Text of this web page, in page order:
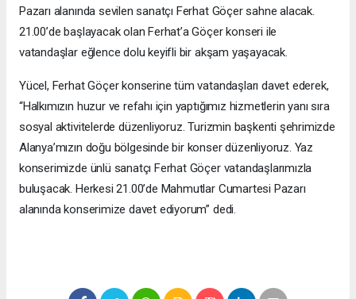
Pazarı alanında sevilen sanatçı Ferhat Göçer sahne alacak.
21.00’de başlayacak olan Ferhat’a Göçer konseri ile
vatandaşlar eğlence dolu keyifli bir akşam yaşayacak.
Yücel, Ferhat Göçer konserine tüm vatandaşları davet ederek,
“Halkımızın huzur ve refahı için yaptığımız hizmetlerin yanı sıra
sosyal aktivitelerde düzenliyoruz. Turizmin başkenti şehrimizde
Alanya’mızın doğu bölgesinde bir konser düzenliyoruz. Yaz
konserimizde ünlü sanatçı Ferhat Göçer vatandaşlarımızla
buluşacak. Herkesi 21.00’de Mahmutlar Cumartesi Pazarı
alanında konserimize davet ediyorum” dedi.